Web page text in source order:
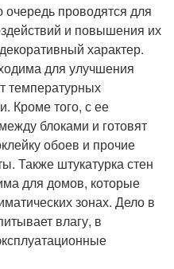
проводятся для
и повышения их
характер.
для улучшения
температурных
Кроме того, с ее
блоками и готовят
обоев и прочие
Также штукатурка стен
для домов, которые
зонах. Дело в
влагу, в